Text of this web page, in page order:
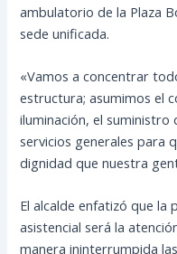
ambulatorio de la Plaza
sede unificada.
«Vamos a concentrar
estructura; asumimos el
iluminación, el suministro
servicios generales para
dignidad que nuestra
El alcalde enfatizó que
asistencial será la
manera ininterrumpida